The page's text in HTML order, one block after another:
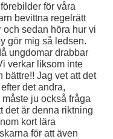
för våra
bevittna regelrätt
sedan höra hur vi
gör mig så ledsen.
ungdomar drabbar
verkar liksom inte
bättre!! Jag vet att det
det andra,
ju också fråga
det är denna riktning
kort lära
för att även